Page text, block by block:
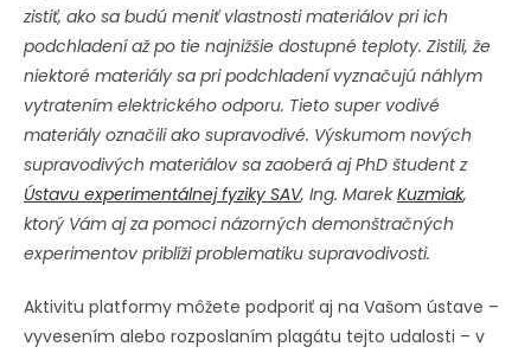
zistiť, ako sa budú meniť vlastnosti materiálov pri ich
podchladení až po tie najnižšie dostupné teploty. Zistili, že
niektoré materiály sa pri podchladení vyznačujú náhlym
vytratením elektrického odporu. Tieto super vodivé
materiály označili ako supravodivé. Výskumom nových
supravodivých materiálov sa zaoberá aj PhD študent z
Ústavu experimentálnej fyziky SAV, Ing. MarekKuzmiak,
ktorý Vám aj za pomoci názorných demonštračných
experimentov priblíži problematiku supravodivosti.
Aktivitu platformy môžete podporiť aj na Vašom ústave –
vyvesením alebo rozposlaním plagátu tejto udalosti – v